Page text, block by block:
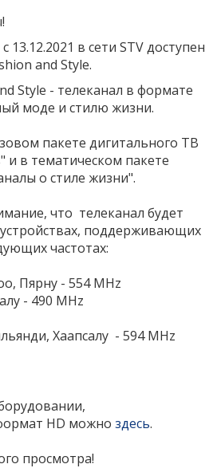
в сети STV доступен
and Style.
Style - телеканал в формате
моде и стилю жизни.
пакете дигитального ТВ
в тематическом пакете
о стиле жизни".
что телеканал будет
поддерживающих
частотах:
Пярну - 554 MHz
- 490 MHz
Хаапсалу - 594 MHz
HD можно здесь.
просмотра!